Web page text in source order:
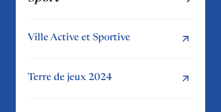
Ville Active et Sportive
Terre de jeux 2024